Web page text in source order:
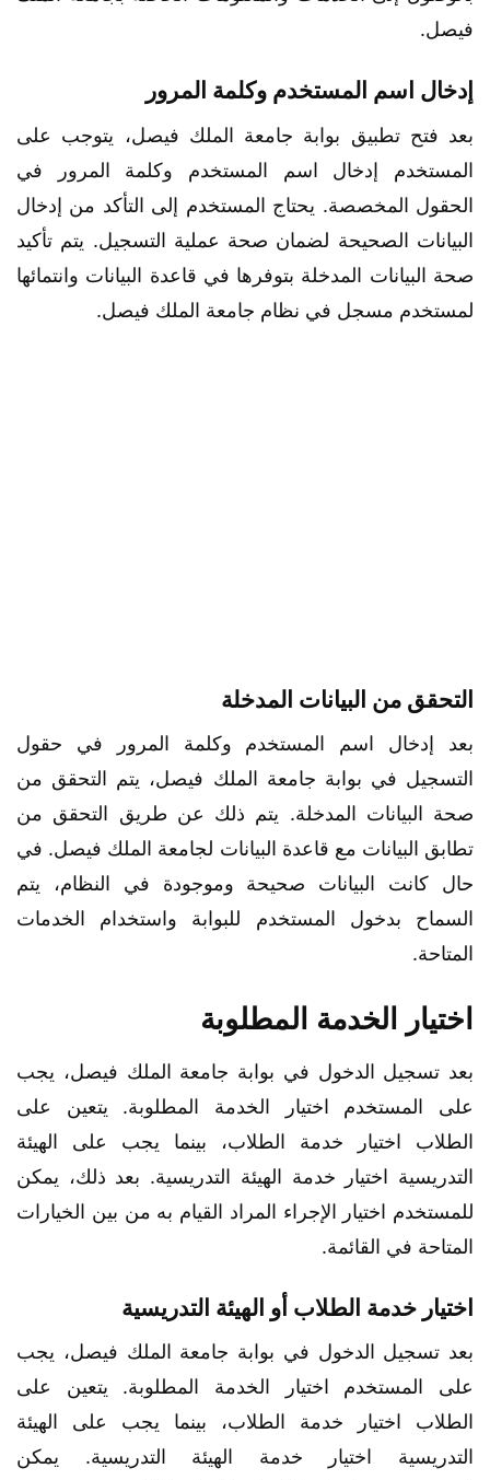
فيصل.
إدخال اسم المستخدم وكلمة المرور
بعد فتح تطبيق بوابة جامعة الملك فيصل، يتوجب على
المستخدم إدخال اسم المستخدم وكلمة المرور في
الحقول المخصصة. يحتاج المستخدم إلى التأكد من إدخال
البيانات الصحيحة لضمان صحة عملية التسجيل. يتم تأكيد
صحة البيانات المدخلة بتوفرها في قاعدة البيانات وانتمائها
لمستخدم مسجل في نظام جامعة الملك فيصل.
التحقق من البيانات المدخلة
بعد إدخال اسم المستخدم وكلمة المرور في حقول
التسجيل في بوابة جامعة الملك فيصل، يتم التحقق من
صحة البيانات المدخلة. يتم ذلك عن طريق التحقق من
تطابق البيانات مع قاعدة البيانات لجامعة الملك فيصل. في
حال كانت البيانات صحيحة وموجودة في النظام، يتم
السماح بدخول المستخدم للبوابة واستخدام الخدمات
المتاحة.
اختيار الخدمة المطلوبة
بعد تسجيل الدخول في بوابة جامعة الملك فيصل، يجب
على المستخدم اختيار الخدمة المطلوبة. يتعين على
الطلاب اختيار خدمة الطلاب، بينما يجب على الهيئة
التدريسية اختيار خدمة الهيئة التدريسية. بعد ذلك، يمكن
للمستخدم اختيار الإجراء المراد القيام به من بين الخيارات
المتاحة في القائمة.
اختيار خدمة الطلاب أو الهيئة التدريسية
بعد تسجيل الدخول في بوابة جامعة الملك فيصل، يجب
على المستخدم اختيار الخدمة المطلوبة. يتعين على
الطلاب اختيار خدمة الطلاب، بينما يجب على الهيئة
التدريسية اختيار خدمة الهيئة التدريسية. يمكن